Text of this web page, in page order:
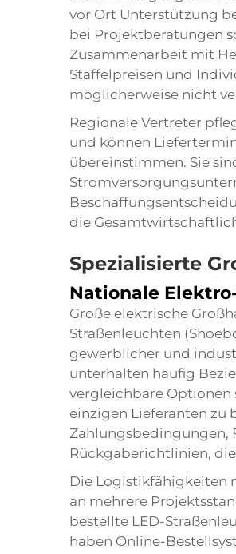
vor Ort Unterstützung
bei Projektberatungen
Zusammenarbeit mit
Staffelpreisen und
möglicherweise nicht
Regionale Vertreter
und können
übereinstimmen. Sie
die
Spezialisierte
Nationale
Große elektrische
Straßenleuchten
gewerblicher und
unterhalten häufig
vergleichbare Optionen
einzigen Lieferanten zu
Zahlungsbedingungen,
Rückgaberichtlinien,
Die Logistikfähigkeiten
an mehrere
bestellte LED-
haben Online-